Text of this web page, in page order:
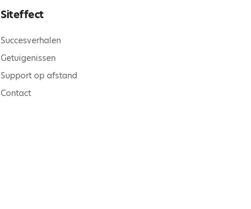
Siteffect
Succesverhalen
Getuigenissen
Support op afstand
Contact